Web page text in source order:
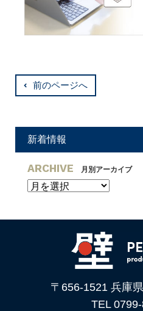
前のページへ
新着情報
ARCHIVE 月別アーカイブ
〒656-1521 兵庫
TEL